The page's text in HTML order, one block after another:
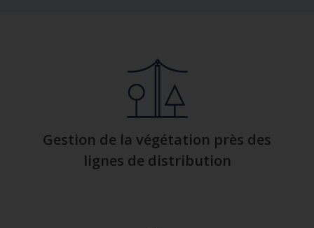
Gestion de la végétation près des
lignes de distribution